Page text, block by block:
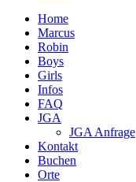
Home
Marcus
Robin
Boys
Girls
Infos
FAQ
JGA
JGA Anfrage
Kontakt
Buchen
Orte